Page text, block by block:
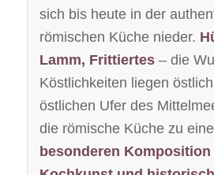
sich bis heute in der
römischen Küche nieder.
Lamm, Frittiertes – die
Köstlichkeiten liegen
östlichen Ufer des
die römische Küche zu
besonderen Komposition